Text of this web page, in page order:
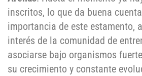
inscritos, lo que da buena
importancia de este estamento,
interés de la comunidad de
asociarse bajo organismos
su crecimiento y constante